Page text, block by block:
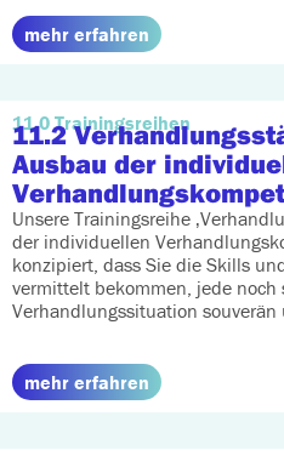
mehr erfahren
11.0 Trainingsreihen
11.2
Ausbau der
Unsere Trainingsreihe
der individuellen
konzipiert, dass Sie die Skills
vermittelt bekommen, jede noch
Verhandlungssituation
mehr erfahren